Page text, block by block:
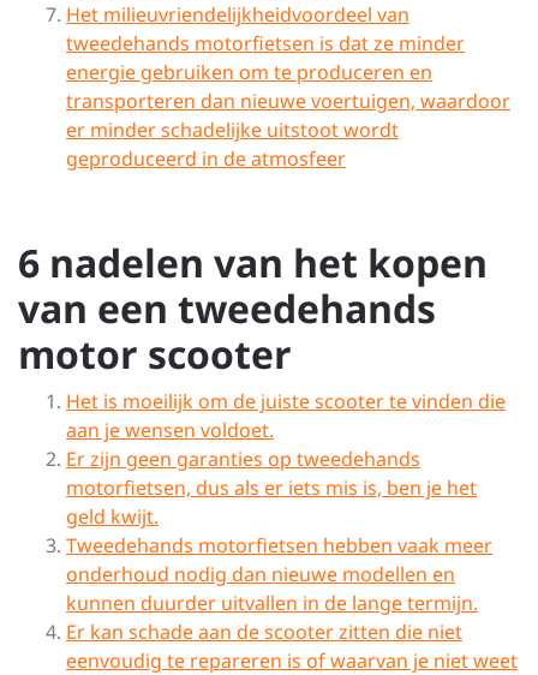
Het milieuvriendelijkheidvoordeel van
tweedehands motorfietsen is dat ze minder
energie gebruiken om te produceren en
transporteren dan nieuwe voertuigen, waardoor
er minder schadelijke uitstoot wordt
geproduceerd in de atmosfeer
6 nadelen van het kopen
van een tweedehands
motor scooter
Het is moeilijk om de juiste scooter te vinden die
aan je wensen voldoet.
Er zijn geen garanties op tweedehands
motorfietsen, dus als er iets mis is, ben je het
geld kwijt.
Tweedehands motorfietsen hebben vaak meer
onderhoud nodig dan nieuwe modellen en
kunnen duurder uitvallen in de lange termijn.
Er kan schade aan de scooter zitten die niet
eenvoudig te repareren is of waarvan je niet weet